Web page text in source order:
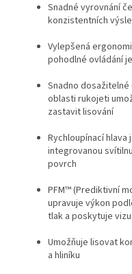
Snadné vyrovnání
konzistentních
Vylepšená
pohodlné ovládání
Snadno
oblasti rukojeti
zastavit lisování
Rychloupínací hlava
integrovanou
povrch
PFM™ (Prediktivní
upravuje výkon
tlak a poskytuje
Umožňuje lisovat
a hliníku